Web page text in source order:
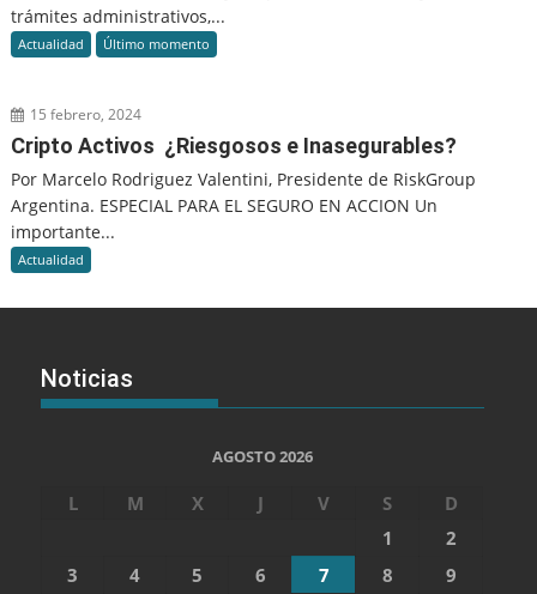
trámites administrativos,...
Actualidad Último momento
15 febrero, 2024
Cripto Activos ¿Riesgosos e Inasegurables?
Por Marcelo Rodriguez Valentini, Presidente de RiskGroup
Argentina. ESPECIAL PARA EL SEGURO EN ACCION Un
importante...
Actualidad
Noticias
AGOSTO 2026
L M X J V S
D
1
2
3
4 5 6 7 8
9